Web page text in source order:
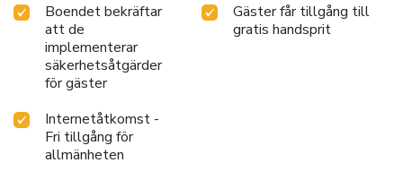
Boendet bekräftar
att de
implementerar
säkerhetsåtgärder
för gäster
Gäster får tillgång till
gratis handsprit
Internetåtkomst -
Fri tillgång för
allmänheten